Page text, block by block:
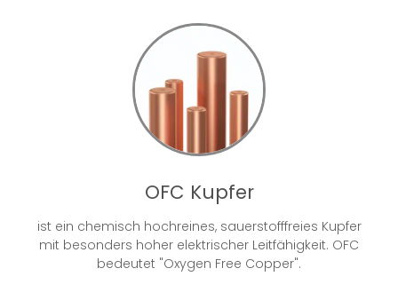
OFC Kupfer
ist ein chemisch hochreines, sauerstofffreies Kupfer
mit besonders hoher elektrischer Leitfähigkeit. OFC
bedeutet "Oxygen Free Copper".